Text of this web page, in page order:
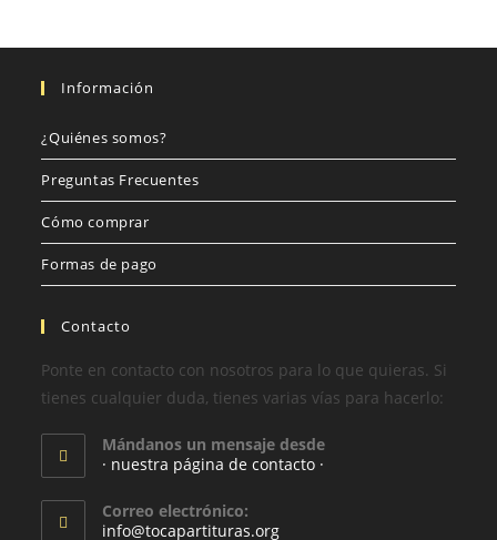
Información
¿Quiénes somos?
Preguntas Frecuentes
Cómo comprar
Formas de pago
Contacto
Ponte en contacto con nosotros para lo que quieras. Si
tienes cualquier duda, tienes varias vías para hacerlo:
Mándanos un mensaje desde
· nuestra página de contacto ·
Correo electrónico:
info@tocapartituras.org